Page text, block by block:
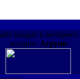
входит в интернет-
холдинг Агрупп